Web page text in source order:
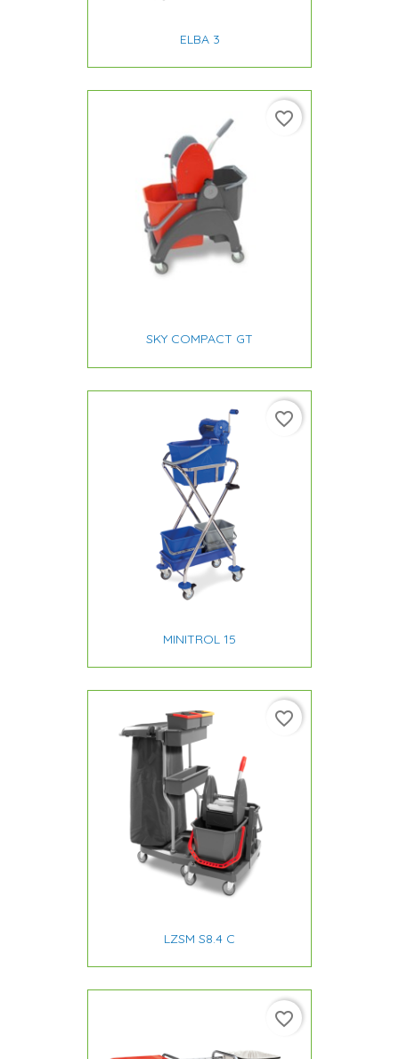
ELBA 3
SKY COMPACT GT
favorite_border
MINITROL 15
favorite_border
LZSM S8.4 C
favorite_border
favorite_border